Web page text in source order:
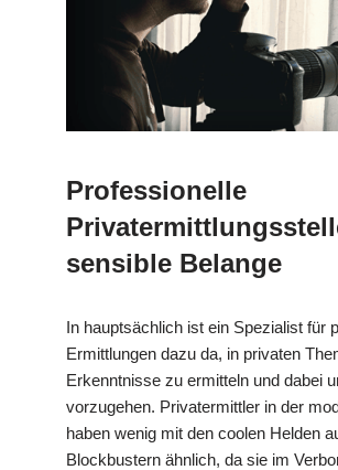
Professionelle
sensible Belange
In hauptsächlich ist ein Spezialist für
Ermittlungen dazu da, in privaten
Erkenntnisse zu ermitteln und dabei
vorzugehen. Privatermittler in der
haben wenig mit den coolen Helden
Blockbustern ähnlich, da sie im